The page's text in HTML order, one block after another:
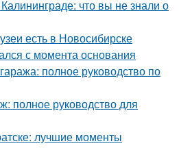
что вы не знали о
есть в Новосибирске
с момента основания
полное руководство по
полное руководство для
лучшие моменты